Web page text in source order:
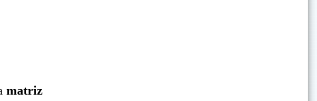
matriz